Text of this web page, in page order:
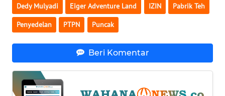
Dedy Mulyadi Eiger Adventure Land IZIN Pabrik Teh
Penyedelan PTPN Puncak
Beri Komentar
WN
BABEL
SUMBAR
WN